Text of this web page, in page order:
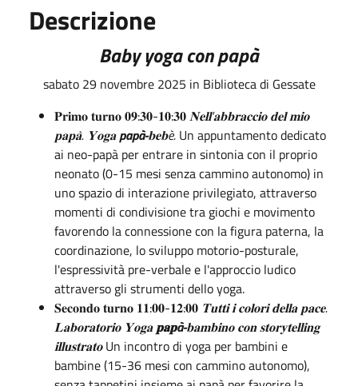
Descrizione
Baby yoga con papà
sabato 29 novembre 2025 in Biblioteca di Gessate
𝐏𝐫𝐢𝐦𝐨 𝐭𝐮𝐫𝐧𝐨 𝟎𝟗:𝟑𝟎-𝟏𝟎:𝟑𝟎𝐍𝐞𝐥𝐥'𝐚𝐛𝐛𝐫𝐚𝐜𝐜𝐢𝐨 𝐝𝐞𝐥 𝐦𝐢𝐨
𝐩𝐚𝐩𝐚̀. 𝐘𝐨𝐠𝐚papà-𝐛𝐞𝐛è. Un appuntamento dedicato
ai neo-papà per entrare in sintonia con il proprio
neonato (0-15 mesi senza cammino autonomo) in
uno spazio di interazione privilegiato, attraverso
momenti di condivisione tra giochi e movimento
favorendo la connessione con la figura paterna, la
coordinazione, lo sviluppo motorio-posturale,
l'espressività pre-verbale e l'approccio ludico
attraverso gli strumenti dello yoga.
𝐒𝐞𝐜𝐨𝐧𝐝𝐨 𝐭𝐮𝐫𝐧𝐨 𝟏𝟏:𝟎𝟎-𝟏𝟐:𝟎𝟎 𝐓𝐮𝐭𝐭𝐢 𝐢 𝐜𝐨𝐥𝐨𝐫𝐢 𝐝𝐞𝐥𝐥𝐚 𝐩𝐚𝐜𝐞.
𝐋𝐚𝐛𝐨𝐫𝐚𝐭𝐨𝐫𝐢𝐨 𝐘𝐨𝐠𝐚𝐩𝐚𝐩à-𝐛𝐚𝐦𝐛𝐢𝐧𝐨 𝐜𝐨𝐧 𝐬𝐭𝐨𝐫𝐲𝐭𝐞𝐥𝐥𝐢𝐧𝐠
𝐢𝐥𝐥𝐮𝐬𝐭𝐫𝐚𝐭𝐨Un incontro di yoga per bambini e
bambine (15-36 mesi con cammino autonomo),